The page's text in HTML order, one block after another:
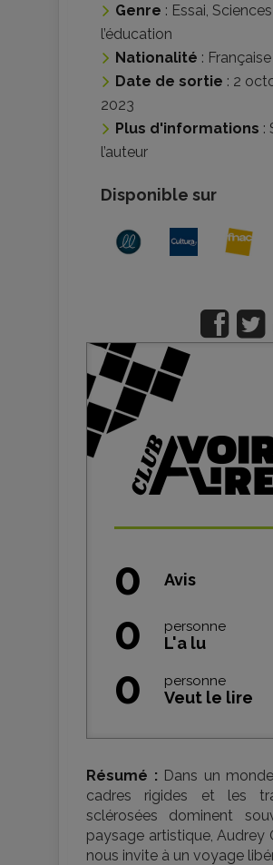
Genre : Essai
l’éducation
Nationalité : Française
Date de sortie : 2
2023
Plus d'informations :
l’auteur
Disponible sur
0 Avis
0 personne
L'a lu
0 personne
Veut le lire
Résumé : Dans un
cadres rigides et les
sclérosées dominent
paysage artistique, Audrey
nous invite à un voyage